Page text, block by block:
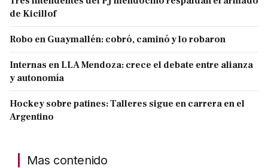
de Kicillof
Robo en Guaymallén: cobró, caminó y lo robaron
Internas en LLA Mendoza: crece el debate entre alianza
y autonomía
Hockey sobre patines: Talleres sigue en carrera en el
Argentino
Mas contenido